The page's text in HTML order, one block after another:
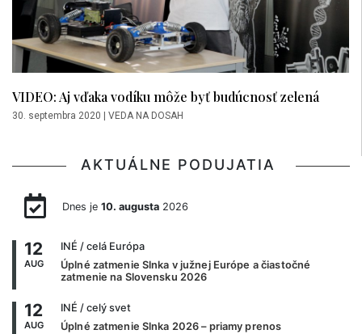
VIDEO: Aj vďaka vodíku môže byť budúcnosť zelená
30. septembra 2020 VEDA NA DOSAH
AKTUÁLNE PODUJATIA
Dnes je 10. augusta2026
12
AUG
INÉ / celá Európa
Úplné zatmenie Slnka v južnej Európe a čiastočné
zatmenie na Slovensku 2026
12
AUG
INÉ / celý svet
Úplné zatmenie Slnka 2026 – priamy prenos